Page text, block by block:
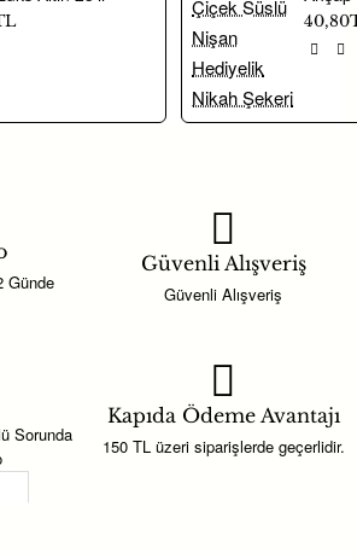
Günde
Güvenli Alışveriş
Güvenli Alışveriş
Sorunda
Kapıda Ödeme Avantajı
150 TL üzeri siparişlerde geçerlidir.